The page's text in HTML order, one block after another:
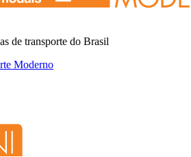
de transporte do Brasil
Moderno